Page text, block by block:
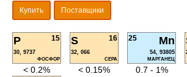
Купить Поставщики
P 15
30, 9737
ФОСФОР
< 0.2%
S 16
32, 066
СЕРА
< 0.15%
Mn
25
54, 93805
МАРГАНЕЦ
0.7 - 1%